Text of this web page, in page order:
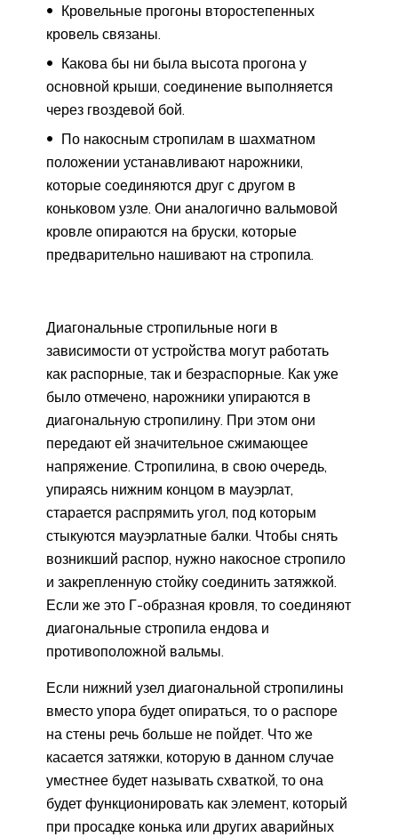
Кровельные прогоны второстепенных
кровель связаны.
Какова бы ни была высота прогона у
основной крыши, соединение выполняется
через гвоздевой бой.
По накосным стропилам в шахматном
положении устанавливают нарожники,
которые соединяются друг с другом в
коньковом узле. Они аналогично вальмовой
кровле опираются на бруски, которые
предварительно нашивают на стропила.
Диагональные стропильные ноги в
зависимости от устройства могут работать
как распорные, так и безраспорные. Как уже
было отмечено, нарожники упираются в
диагональную стропилину. При этом они
передают ей значительное сжимающее
напряжение. Стропилина, в свою очередь,
упираясь нижним концом в мауэрлат,
старается распрямить угол, под которым
стыкуются мауэрлатные балки. Чтобы снять
возникший распор, нужно накосное стропило
и закрепленную стойку соединить затяжкой.
Если же это Г-образная кровля, то соединяют
диагональные стропила ендова и
противоположной вальмы.
Если нижний узел диагональной стропилины
вместо упора будет опираться, то о распоре
на стены речь больше не пойдет. Что же
касается затяжки, которую в данном случае
уместнее будет называть схваткой, то она
будет функционировать как элемент, который
при просадке конька или других аварийных